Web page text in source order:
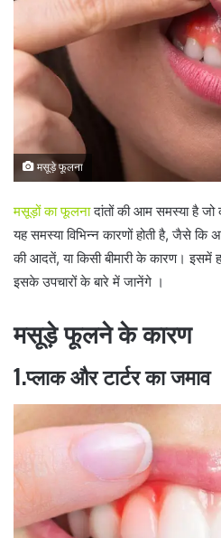
n
e
l
मसूड़े फूलना
मसूड़ों का फूलनादांतों की आम समस्या है जो
यह समस्या विभिन्न कारणों होती है, जैसे
की आदतें, या किसी बीमारी के कारण।
इसके उपचारों के बारे में जानेंगे ।
मसूड़े फूलने के कारण
1.प्लाक और टार्टर का जमाव